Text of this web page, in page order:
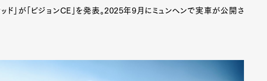
ド」が「ビジョンCE」を発表。2025年9月にミュンヘンで実車が公開さ